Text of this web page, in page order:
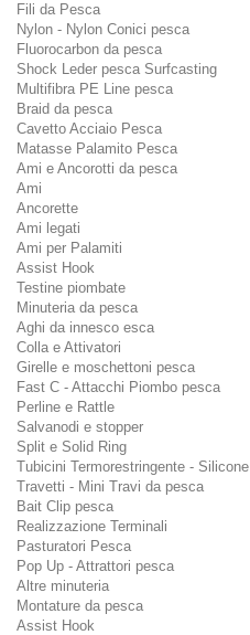
Fili da Pesca
Nylon - Nylon Conici pesca
Fluorocarbon da pesca
Shock Leder pesca Surfcasting
Multifibra PE Line pesca
Braid da pesca
Cavetto Acciaio Pesca
Matasse Palamito Pesca
Ami e Ancorotti da pesca
Ami
Ancorette
Ami legati
Ami per Palamiti
Assist Hook
Testine piombate
Minuteria da pesca
Aghi da innesco esca
Colla e Attivatori
Girelle e moschettoni pesca
Fast C - Attacchi Piombo pesca
Perline e Rattle
Salvanodi e stopper
Split e Solid Ring
Tubicini Termorestringente - Silicone
Travetti - Mini Travi da pesca
Bait Clip pesca
Realizzazione Terminali
Pasturatori Pesca
Pop Up - Attrattori pesca
Altre minuteria
Montature da pesca
Assist Hook